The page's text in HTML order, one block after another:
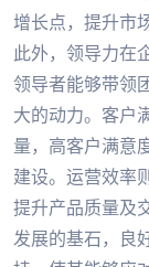
增长点，提升市
此外，领导力在
领导者能够带领
大的动力。客户
量，高客户满意
建设。运营效率
提升产品质量及
发展的基石，良